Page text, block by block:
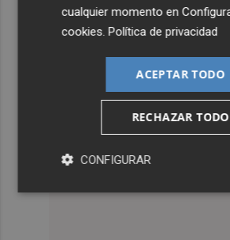
cualquier momento en
cookies .Política de privacidad
ACEPTAR TODO
RECHAZAR TODO
CONFIGURAR